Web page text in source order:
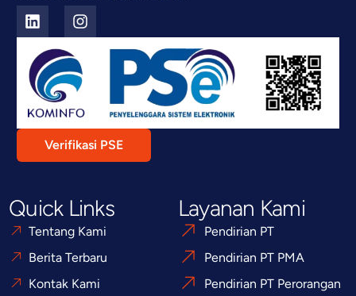
Verifikasi PSE
Quick Links
Tentang Kami
Berita Terbaru
Kontak Kami
Layanan Kami
Pendirian PT
Pendirian PT PMA
Pendirian PT Perorangan